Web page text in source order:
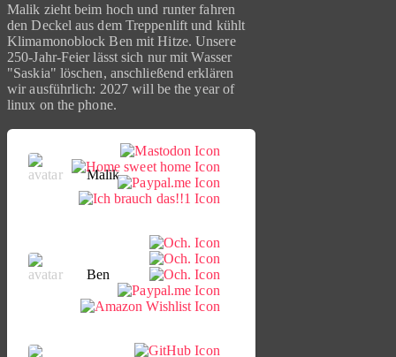
Malik zieht beim hoch und runter fahren
den Deckel aus dem Treppenlift und kühlt
Klimamonoblock Ben mit Hitze. Unsere
250-Jahr-Feier lässt sich nur mit Wasser
"Saskia" löschen, anschließend erklären
wir ausführlich: 2027 will be the year of
linux on the phone.
Malik
Ben